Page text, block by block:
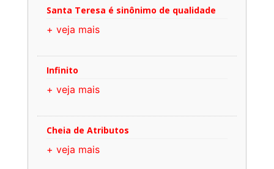
Santa Teresa é sinônimo de qualidade
+ veja mais
Infinito
+ veja mais
Cheia de Atributos
+ veja mais